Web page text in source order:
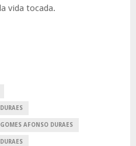
vida tocada.
AFONSO DURAES